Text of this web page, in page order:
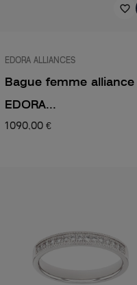
favorite_border
EDORA ALLIANCES
Bague femme alliance
EDORA...
1 090,00 €